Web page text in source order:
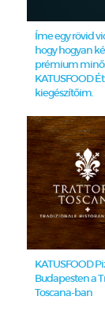
Íme egy rövid
hogy hogyan
prémium
KATUSFOOD
kiegészítőim.
KATUSFOOD
Budapesten a
Toscana-ban